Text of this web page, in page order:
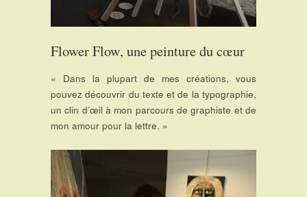
Flower Flow, une peinture du cœur
« Dans la plupart de mes créations, vous
pouvez découvrir du texte et de la typographie,
un clin d’œil à mon parcours de graphiste et de
mon amour pour la lettre. »